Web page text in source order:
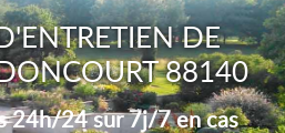
DE
88140
24h/24 sur 7j/7 en cas